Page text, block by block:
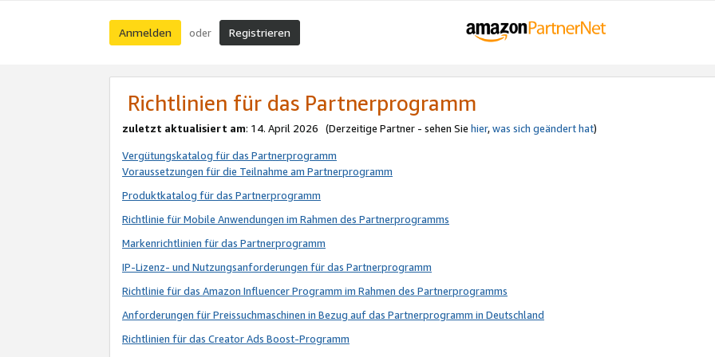
Anmelden oder Registrieren
Richtlinien für das Partnerprogramm
zuletzt aktualisiert am: 14. April 2026 (Derzeitige Partner - sehen Sie hier,was sich geändert hat)
Vergütungskatalog für das Partnerprogramm
Voraussetzungen für die Teilnahme am Partnerprogramm
Produktkatalog für das Partnerprogramm
Richtlinie für Mobile Anwendungen im Rahmen des Partnerprogramms
Markenrichtlinien für das Partnerprogramm
IP-Lizenz- und Nutzungsanforderungen für das Partnerprogramm
Richtlinie für das Amazon Influencer Programm im Rahmen des Partnerprogramms
Anforderungen für Preissuchmaschinen in Bezug auf das Partnerprogramm in Deutschland
Richtlinien für das Creator Ads Boost-Programm